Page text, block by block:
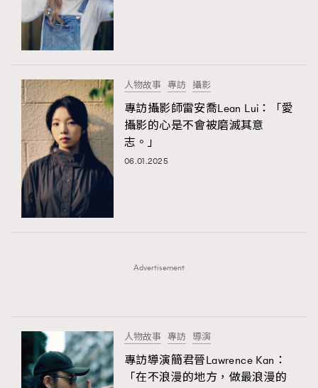
FigaroHub
FigaroIcon
FigaroInsight 156
FigaroIssue
FigaroJewellery
FigaroMasterclass 20
FigaroStyle
FigaroTalk 48
FigaroWatch 83
Grooming&Fitness 38
2
法國五月French May專訪四位香港文藝代表
人物故事 專訪 攝影
專訪攝影師雷安喬Lean Lui：「愛
攝影的心是不會被磨滅其意
志。」
06.01.2025
Advertisement
人物故事 專訪 導演
專訪導演簡君晉Lawrence Kan：
「在不浪漫的地方，做最浪漫的